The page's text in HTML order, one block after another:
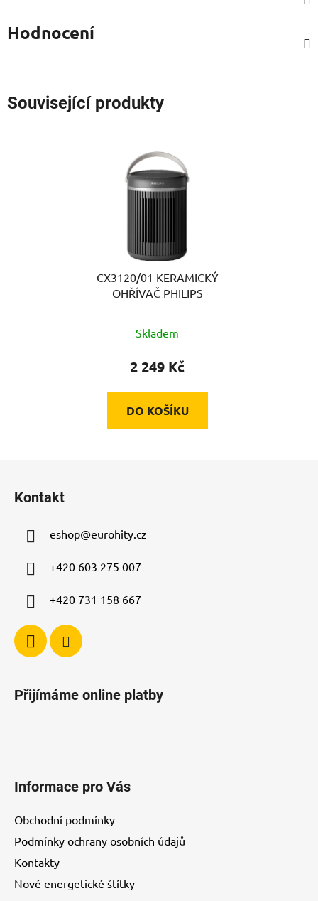
Hodnocení
Související produkty
CX3120/01 KERAMICKÝ
OHŘÍVAČ PHILIPS
Skladem
2 249 Kč
DO KOŠÍKU
Kontakt
eshop@eurohity.cz
+420 603 275 007
+420 731 158 667
Přijímáme online platby
Informace pro Vás
Obchodní podmínky
Podmínky ochrany osobních údajů
Kontakty
Nové energetické štítky